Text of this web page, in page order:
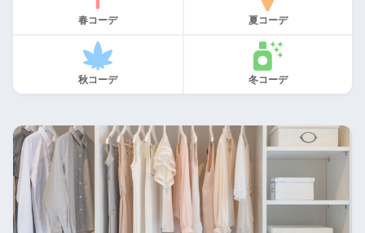
春コーデ 夏コーデ
秋コーデ 冬コーデ